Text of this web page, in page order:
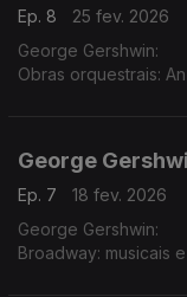
Ep. 8
25 fev. 2026
George Gershwin:
Obras orquestrais:
George
Ep. 7
18 fev. 2026
George Gershwin:
Broadway: musicais